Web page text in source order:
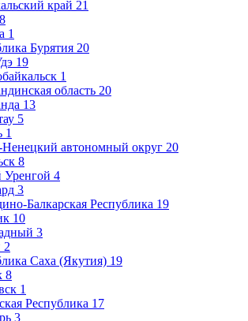
край 21
1
Бурятия 20
19
1
область 20
13
5
1
автономный округ 20
8
4
3
Балкарская Республика 19
10
3
2
Саха (Якутия) 19
8
1
Республика 17
3